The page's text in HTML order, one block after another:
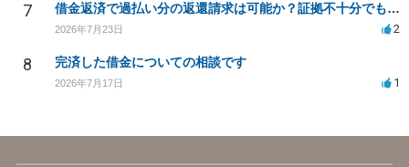
7 借金返済で過払い分の返還請求は可能か？証拠不十分でも弁護士に相談したい
2026年7月23日 2
8 完済した借金についての相談です
2026年7月17日 1